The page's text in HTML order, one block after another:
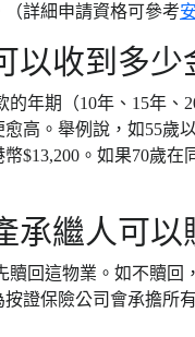
詳細申請資格可參考
以收到多少
年期（10年、15年、
高。舉例說，如55歲
$13,200。如果70歲在
承繼人可以
回這物業。如不贖回
證保險公司會承擔所